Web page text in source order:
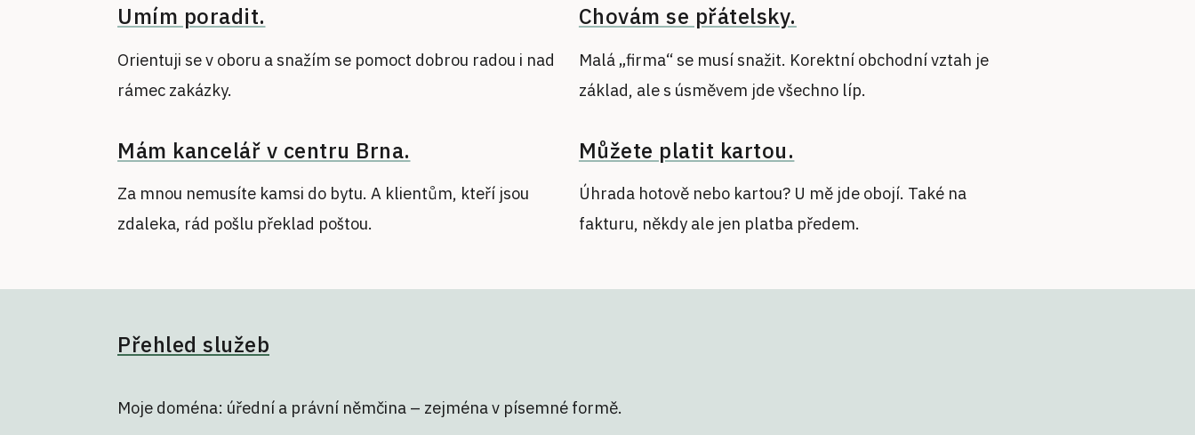
Umím poradit.
Orientuji se v oboru a snažím se pomoct dobrou radou i nad
rámec zakázky.
Chovám se přátelsky.
Malá „firma“ se musí snažit. Korektní obchodní vztah je
základ, ale s úsměvem jde všechno líp.
Mám kancelář v centru Brna.
Za mnou nemusíte kamsi do bytu. A klientům, kteří jsou
zdaleka, rád pošlu překlad poštou.
Můžete platit kartou.
Úhrada hotově nebo kartou? U mě jde obojí. Také na
fakturu, někdy ale jen platba předem.
Přehled služeb
Moje doména: úřední a právní němčina – zejména v písemné formě.